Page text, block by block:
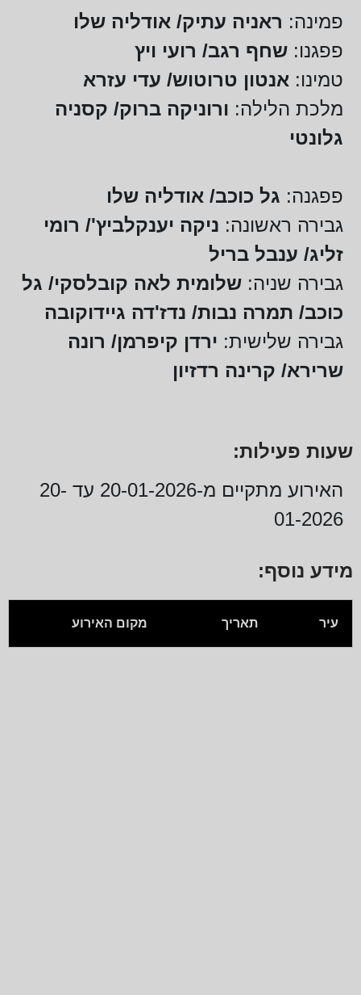
פמינה: ראניה עתיק/ אודליה שלו
פפגנו: שחף רגב/ רועי ויץ
טמינו: אנטון טרוטוש/ עדי עזרא
מלכת הלילה: ורוניקה ברוק/ קסניה
גלונטי
פפגנה: גל כוכב/ אודליה שלו
גבירה ראשונה: ניקה יענקלביץ'/ רומי
זליג/ ענבל בריל
גבירה שניה: שלומית לאה קובלסקי/ גל
כוכב/ תמרה נבות/ נדז'דה גיידוקובה
גבירה שלישית: ירדן קיפרמן/ רונה
שרירא/ קרינה רדזיון
שעות פעילות:
האירוע מתקיים מ-20-01-2026 עד 20-
01-2026
מידע נוסף:
עיר תאריך מקום האירוע